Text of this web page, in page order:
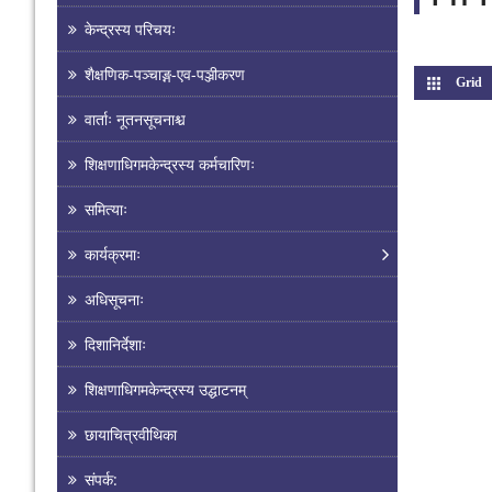
केन्द्रस्य परिचयः
शैक्षणिक-पञ्चाङ्ग-एव-पञ्जीकरण
वार्ताः नूतनसूचनाश्च
शिक्षणाधिगमकेन्द्रस्य कर्मचारिणः
समित्याः
कार्यक्रमाः
अधिसूचनाः
दिशानिर्देशाः
शिक्षणाधिगमकेन्द्रस्य उद्घाटनम्
छायाचित्रवीथिका
संपर्क:
Grid